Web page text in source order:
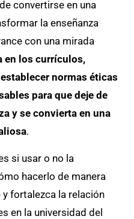
convertirse en una
la enseñanza
con una mirada
en los currículos,
normas éticas
para que deje de
y se convierta en una
.
si usar o no la
hacerlo de manera
fortalezca la relación
en la universidad del